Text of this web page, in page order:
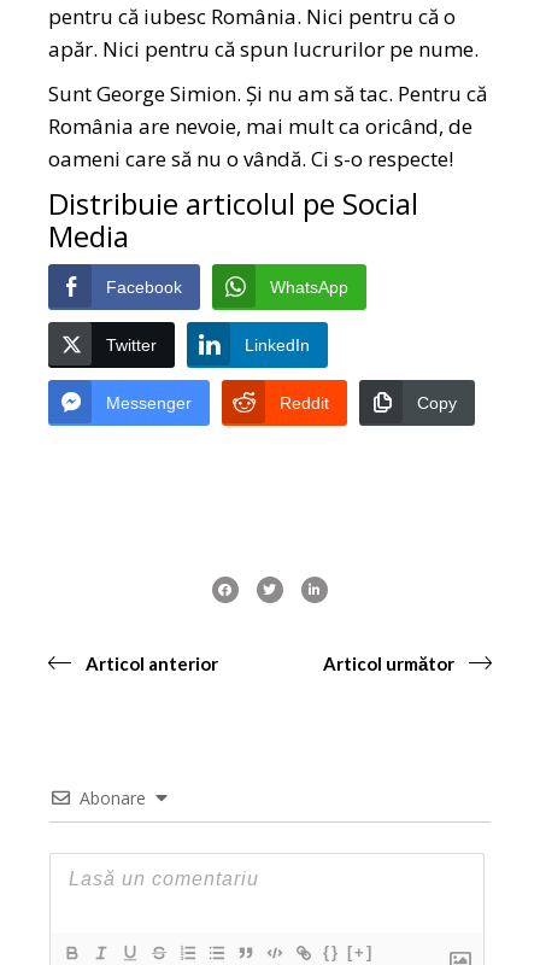
pentru că iubesc România. Nici pentru că o
apăr. Nici pentru că spun lucrurilor pe nume.
Sunt George Simion. Și nu am să tac. Pentru că
România are nevoie, mai mult ca oricând, de
oameni care să nu o vândă. Ci s-o respecte!
Distribuie articolul pe Social
Media
Facebook WhatsApp
Twitter LinkedIn
Messenger Reddit Copy
Articol anterior Articol următor
Abonare
{} [+]